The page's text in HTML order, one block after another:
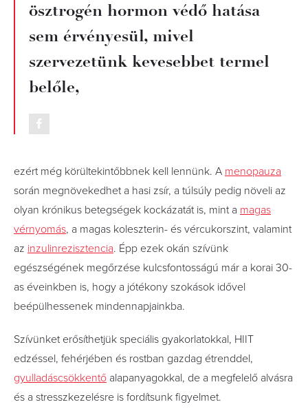
ösztrogén hormon védő hatása
sem érvényesül, mivel
szervezetünk kevesebbet termel
belőle,
ezért még körültekintőbbnek kell lennünk. A menopauza
során megnövekedhet a hasi zsír, a túlsúly pedig növeli az
olyan krónikus betegségek kockázatát is, mint a magas
vérnyomás, a magas koleszterin- és vércukorszint, valamint
az inzulinrezisztencia. Épp ezek okán szívünk
egészségének megőrzése kulcsfontosságú már a korai 30-
as éveinkben is, hogy a jótékony szokások idővel
beépülhessenek mindennapjainkba.
Szívünket erősíthetjük speciális gyakorlatokkal, HIIT
edzéssel, fehérjében és rostban gazdag étrenddel,
gyulladáscsökkentő alapanyagokkal, de a megfelelő alvásra
és a stresszkezelésre is fordítsunk figyelmet.